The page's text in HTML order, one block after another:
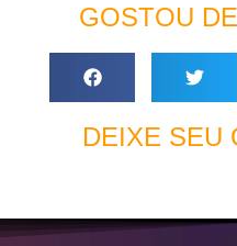
GOSTOU
DEIXE SEU